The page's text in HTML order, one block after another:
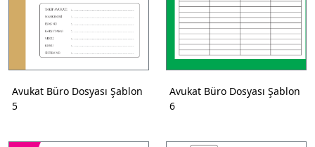
Avukat Büro Dosyası Şablon
5
Avukat Büro Dosyası Şablon
6